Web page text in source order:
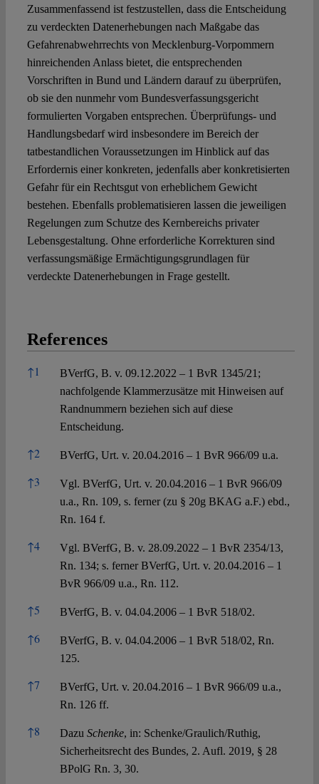
Zusammenfassend ist festzustellen, dass die Entscheidung
zu verdeckten Datenerhebungen nach Maßgabe das
Gefahrenabwehrrechts von Mecklenburg-Vorpommern
hinreichenden Anlass bietet, die entsprechenden
Vorschriften in Bund und Ländern darauf zu überprüfen,
ob sie den nunmehr vom Bundesverfassungsgericht
formulierten Vorgaben entsprechen. Überprüfungs- und
Handlungsbedarf wird insbesondere im Bereich der
tatbestandlichen Voraussetzungen im Hinblick auf das
Erfordernis einer konkreten, jedenfalls aber konkretisierten
Gefahr für ein Rechtsgut von erheblichem Gewicht
bestehen. Ebenfalls problematisieren lassen die jeweiligen
Regelungen zum Schutze des Kernbereichs privater
Lebensgestaltung. Ohne erforderliche Korrekturen sind
verfassungsmäßige Ermächtigungsgrundlagen für
verdeckte Datenerhebungen in Frage gestellt.
References
References
↑1
BVerfG, B. v. 09.12.2022 – 1 BvR 1345/21;
nachfolgende Klammerzusätze mit Hinweisen auf
Randnummern beziehen sich auf diese
Entscheidung.
↑2 BVerfG, Urt. v. 20.04.2016 – 1 BvR 966/09 u.a.
↑3
Vgl. BVerfG, Urt. v. 20.04.2016 – 1 BvR 966/09
u.a., Rn. 109, s. ferner (zu § 20g BKAG a.F.) ebd.,
Rn. 164 f.
↑4
Vgl. BVerfG, B. v. 28.09.2022 – 1 BvR 2354/13,
Rn. 134; s. ferner BVerfG, Urt. v. 20.04.2016 – 1
BvR 966/09 u.a., Rn. 112.
↑5 BVerfG, B. v. 04.04.2006 – 1 BvR 518/02.
↑6
BVerfG, B. v. 04.04.2006 – 1 BvR 518/02, Rn.
125.
↑7
BVerfG, Urt. v. 20.04.2016 – 1 BvR 966/09 u.a.,
Rn. 126 ff.
↑8 Dazu Schenke, in: Schenke/Graulich/Ruthig,
Sicherheitsrecht des Bundes, 2. Aufl. 2019, § 28
BPolG Rn. 3, 30.